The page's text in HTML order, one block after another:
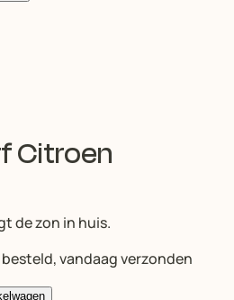
Citroen
de zon in huis.
vandaag verzonden